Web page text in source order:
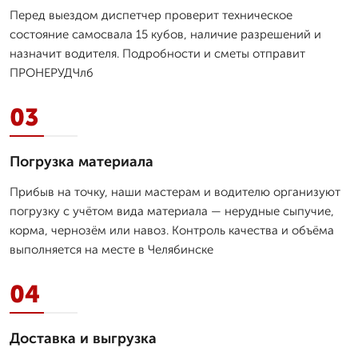
Перед выездом диспетчер проверит техническое
состояние самосвала 15 кубов, наличие разрешений и
назначит водителя. Подробности и сметы отправит
ПРОНЕРУДЧлб
03
Погрузка материала
Прибыв на точку, наши мастерам и водителю организуют
погрузку с учётом вида материала — нерудные сыпучие,
корма, чернозём или навоз. Контроль качества и объёма
выполняется на месте в Челябинске
04
Доставка и выгрузка